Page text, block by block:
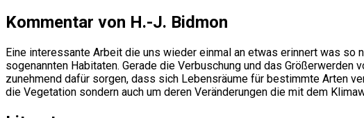
Kommentar von H.-J. Bidmon
Eine interessante Arbeit die uns wieder einmal an etwas erinnert was so
sogenannten Habitaten. Gerade die Verbuschung und das
zunehmend dafür sorgen, dass sich Lebensräume für bestimmte Arten
die Vegetation sondern auch um deren Veränderungen die mit dem